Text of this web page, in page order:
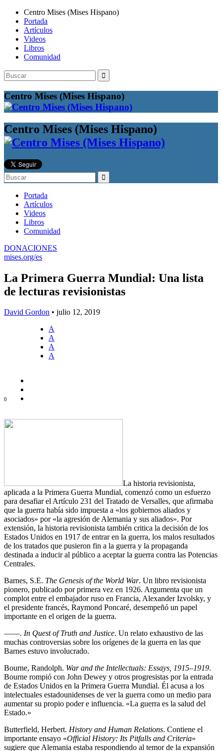
Centro Mises (Mises Hispano)
Portada
Artículos
Videos
Libros
Comunidad
Buscar:
Centro Mises (Mises Hispano)
Centro Mises (Mises Hispano)
Buscar:
Portada
Artículos
Videos
Libros
Comunidad
DONACIONES
mises.org/es
La Primera Guerra Mundial: Una lista
de lecturas revisionistas
David Gordon • julio 12, 2019
A
A
A
A
0
La historia revisionista,
aplicada a la Primera Guerra Mundial, comenzó como un esfuerzo
para desafiar el Artículo 231 del Tratado de Versalles, que afirmaba
que la guerra había sido impuesta a «los gobiernos aliados y
asociados» por «la agresión de Alemania y sus aliados». Por
extensión, la historia revisionista también critica la decisión de los
Estados Unidos en 1917 de entrar en la guerra, los malos resultados
de los tratados que pusieron fin a la guerra y la propaganda
destinada a inducir al público a aceptar la guerra contra las Potencias
Centrales.
Barnes, S.E. The Genesis of the World War. Un libro revisionista
pionero, publicado por primera vez en 1926. Argumenta que un
complot entre el embajador ruso en Francia, Alexander Izvolsky, y
el presidente francés, Raymond Poncaré, desempeñó un papel
importante en el origen de la guerra.
——. In Quest of Truth and Justice. Un relato exhaustivo de las
muchas controversias sobre los orígenes de la guerra en las que
Barnes estuvo involucrado.
Bourne, Randolph. War and the Intellectuals: Essays, 1915–1919.
Bourne rompió con John Dewey y otros progresistas por la entrada
de Estados Unidos en la Primera Guerra Mundial. Él acusa a los
intelectuales estadounidenses de ver la guerra como un medio para
aumentar su propio poder e influencia. «La guerra es la salud del
Estado.»
Butterfield, Herbert. History and Human Relations. Contiene el
importante ensayo «Official History: Its Pitfalls and Criteria»
sugiere que Alemania estaba respondiendo al temor de la expansión